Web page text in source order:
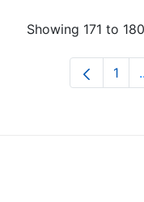
Showing 171 to
1